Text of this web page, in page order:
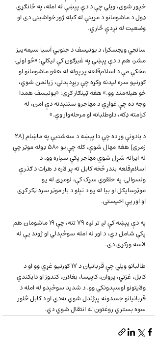
خپور شوی، ویلي چې د دې پېښې له امله، په ځانګړي
ډول د ماشومانو د مړینې له کبله ژور خواشینی دی او
وضعیت له نږدې څاري.
سانجي ویجسکرا، د یونیسف د جنوبي آسیا سیمه‌ییز
مشر، هم د دې پېښې په غبرګون کې لیکلي: «څو اونۍ
مخکې مې د اسلام‌قلعه پر پوله له هغو ماشومانو او
کورنیو سره لیدنه وکړه چې رېږدېدلي، زیانمن شوي،
خو هیله‌مند وو.» هغه ټینګار کړی: «یونیسف همدا
وجه ده چې غواړي د مهاجرو ستنېدنه دې امن، له
کرامته ډکه، داوطلبانه او مرحله‌وار وي.»
زمری) هغه مهال شوې، کله چې یو ۵۸۰ ډوله موټر چې
له ایرانه شړل شوي مهاجر پکې سپاره وو، د
اسلام‌قلعه بندر څخه کابل ته پر لاره د هرات د ګذرې
ولسوالۍ په حلقوي سړک کې، لومړی له یو
موټرسایکل او بیا له یو د تېلو د بار موټر سره ټکر کړی
او اور یې اخیستی.
په دې پېښه کې لږ تر لږه ۷۹ تنه، چې ۱۹ ماشومان هم
پکې شامل دي، د اور له امله سوځېدلي او ژوند یې له
لاسه ورکړی دی.
طالبانو ویلي چې قربانیان د ۱۷ کورنیو غړي وو او د
کابل، غزني، پروان، کاپیسا، بغلان، کندوز او دایکندي
ولایتونو اوسېدونکي وو. د شدید سوځېدو له امله د
قربانیانو جسدونه پېژندل شوي نه‌دي او د کابل څلور
سوه بستري روغتون ته انتقال شوي دي.